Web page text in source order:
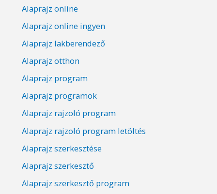
Alaprajz online
Alaprajz online ingyen
Alaprajz lakberendező
Alaprajz otthon
Alaprajz program
Alaprajz programok
Alaprajz rajzoló program
Alaprajz rajzoló program letöltés
Alaprajz szerkesztése
Alaprajz szerkesztő
Alaprajz szerkesztő program